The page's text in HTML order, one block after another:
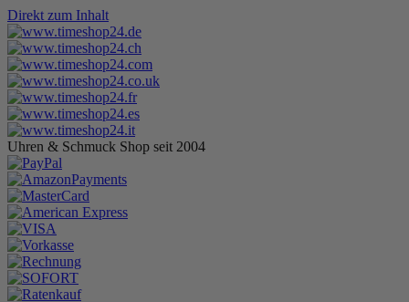
Direkt zum Inhalt
Uhren & Schmuck Shop seit 2004